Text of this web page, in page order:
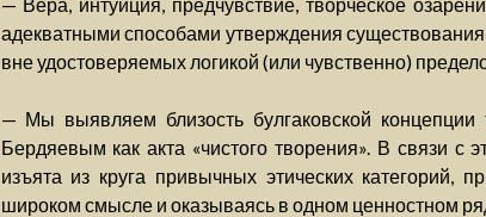
адекватными способами утверждения
вне удостоверяемых логикой (или чувственно)
— Мы выявляем близость булгаковской концепции
Бердяевым как акта «чистого творения». В связи с
изъята из круга привычных этических категорий,
широком смысле и оказываясь в одном ценностном